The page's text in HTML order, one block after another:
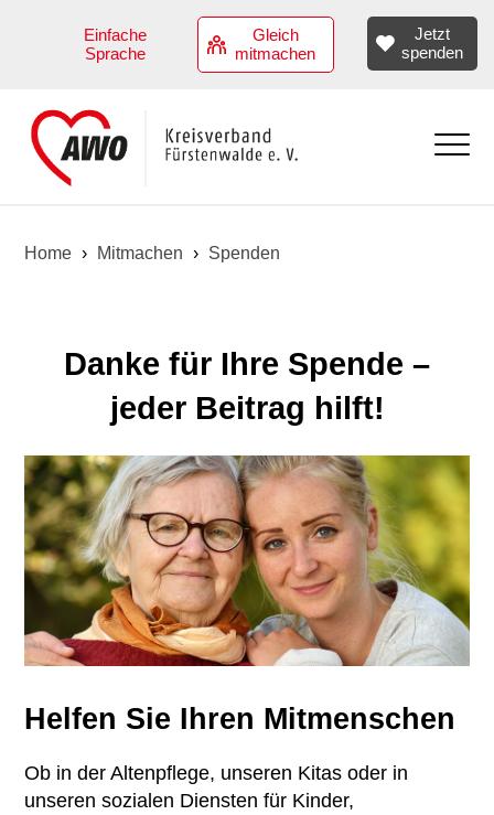
Einfache
Sprache
Gleich
mitmachen
Jetzt
spenden
Hilfen zur Erziehung
Angebote zur Teilhabe
Ambulante Pflege
Erziehungs- & Familienberatung
Suchtberatung
Selbsthilfekontaktstelle im
Mehrgenerationenhaus
Übersicht
Geschäftsstellenteam
Betriebsrat
Chronik
Satzung
Stellenangebote
Benefits
Mitmachen
Übersicht
Mitglied werden
Ehrenamt
Spenden
Home › Mitmachen › Spenden
Danke für Ihre Spende –
jeder Beitrag hilft!
Helfen Sie Ihren Mitmenschen
Ob in der Altenpflege, unseren Kitas oder in
unseren sozialen Diensten für Kinder,